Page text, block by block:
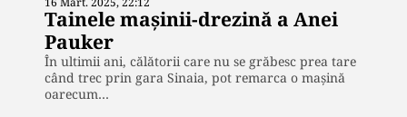
Tainele mașinii-drezină a Anei
Pauker
În ultimii ani, călătorii care nu se grăbesc prea tare
când trec prin gara Sinaia, pot remarca o mașină
oarecum…